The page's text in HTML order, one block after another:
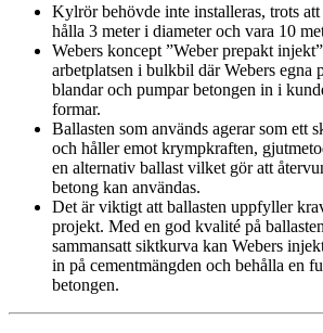
Kylrör behövde inte installeras, trots
hålla 3 meter i diameter och vara 10
Webers koncept ”Weber prepakt
arbetplatsen i bulkbil där Webers egna
blandar och pumpar betongen in i
formar.
Ballasten som används agerar som ett
och håller emot krympkraften,
en alternativ ballast vilket gör att
betong kan användas.
Det är viktigt att ballasten uppfyller
projekt. Med en god kvalité på
sammansatt siktkurva kan Webers
in på cementmängden och behålla en
betongen.